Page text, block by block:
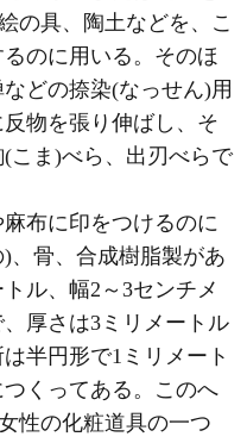
の具、陶土などを、こ
のに用いる。そのほ
どの捺染(なっせん)用
物を張り伸ばし、そ
こま)べら、出刃べらで
布に印をつけるのに
、骨、合成樹脂製があ
ル、幅2～3センチメ
厚さは3ミリメートル
半円形で1ミリメート
くってある。このへ
性の化粧道具の一つ